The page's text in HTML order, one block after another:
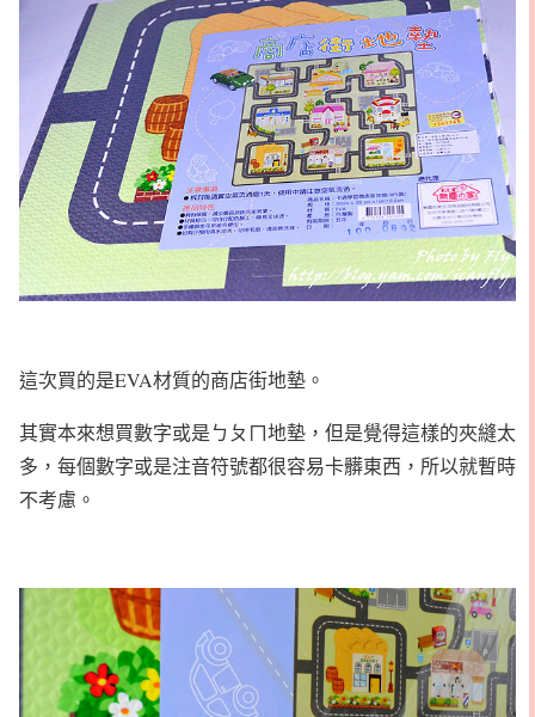
這次買的是EVA材質的商店街地墊。
其實本來想買數字或是ㄅㄆㄇ地墊，但是覺得這樣的夾縫太
多，每個數字或是注音符號都很容易卡髒東西，所以就暫時
不考慮。